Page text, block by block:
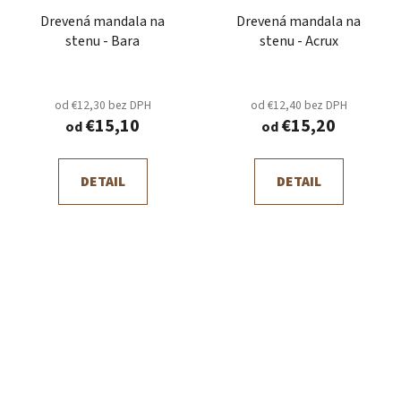
Drevená mandala na
stenu - Bara
od €12,30 bez DPH
od€15,10
DETAIL
Drevená mandala na
stenu - Acrux
od €12,40 bez DPH
od€15,20
DETAIL